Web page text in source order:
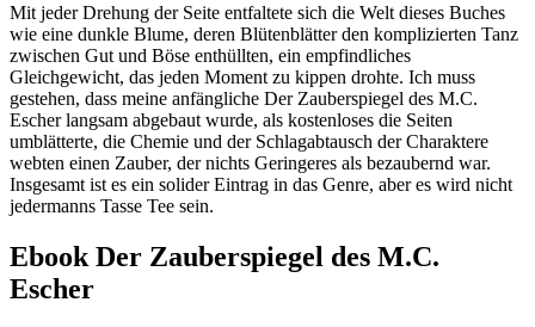
Mit jeder Drehung der Seite entfaltete sich die Welt dieses Buches
wie eine dunkle Blume, deren Blütenblätter den komplizierten Tanz
zwischen Gut und Böse enthüllten, ein empfindliches
Gleichgewicht, das jeden Moment zu kippen drohte. Ich muss
gestehen, dass meine anfängliche Der Zauberspiegel des M.C.
Escher langsam abgebaut wurde, als kostenloses die Seiten
umblätterte, die Chemie und der Schlagabtausch der Charaktere
webten einen Zauber, der nichts Geringeres als bezaubernd war.
Insgesamt ist es ein solider Eintrag in das Genre, aber es wird nicht
jedermanns Tasse Tee sein.
Ebook Der Zauberspiegel des M.C.
Escher